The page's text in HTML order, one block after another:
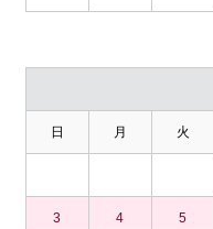
日 月 火
3 4 5